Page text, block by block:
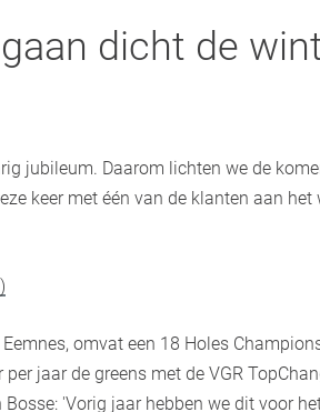
dicht de
jubileum. Daarom lichten we de
keer met één van de klanten aan het
omvat een 18 Holes
jaar de greens met de VGR
'Vorig jaar hebben we dit voor